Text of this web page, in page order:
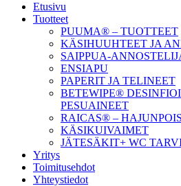
Etusivu
Tuotteet
PUUMA® – TUOTTEET
KÄSIHUUHTEET JA
SAIPPUA-
ENSIAPU
PAPERIT JA TELINEET
BETEWIPE®
PESUAINEET
RAICAS® –
KÄSIKUIVAIMET
JÄTESÄKIT+ WC
Yritys
Toimitusehdot
Yhteystiedot